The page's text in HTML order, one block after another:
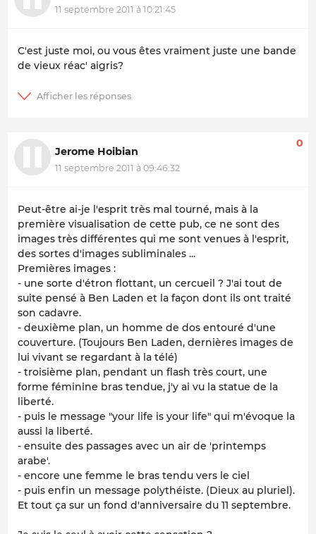
11 septembre 2011 à 10:21:45
C'est juste moi, ou vous êtes vraiment juste une bande
de vieux réac' aigris?
Jerome Hoibian
11 septembre 2011 à 09:46:32
0
Peut-être ai-je l'esprit très mal tourné, mais à la
première visualisation de cette pub, ce ne sont des
images très différentes qui me sont venues à l'esprit,
des sortes d'images subliminales ...
Premières images :
- une sorte d'étron flottant, un cercueil ? J'ai tout de
suite pensé à Ben Laden et la façon dont ils ont traité
son cadavre.
- deuxième plan, un homme de dos entouré d'une
couverture. (Toujours Ben Laden, dernières images de
lui vivant se regardant à la télé)
- troisième plan, pendant un flash très court, une
forme féminine bras tendue, j'y ai vu la statue de la
liberté.
- puis le message "your life is your life" qui m'évoque la
aussi la liberté.
- ensuite des passages avec un air de 'printemps
arabe'.
- encore une femme le bras tendu vers le ciel
- puis enfin un message polythéiste. (Dieux au pluriel).
Et tout ça sur un fond d'anniversaire du 11 septembre.